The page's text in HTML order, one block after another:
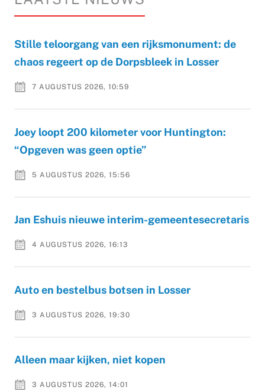
Stille teloorgang van een rijksmonument: de
chaos regeert op de Dorpsbleek in Losser
7 AUGUSTUS 2026, 10:59
Joey loopt 200 kilometer voor Huntington:
“Opgeven was geen optie”
5 AUGUSTUS 2026, 15:56
Jan Eshuis nieuwe interim-gemeentesecretaris
4 AUGUSTUS 2026, 16:13
Auto en bestelbus botsen in Losser
3 AUGUSTUS 2026, 19:30
Alleen maar kijken, niet kopen
3 AUGUSTUS 2026, 14:01